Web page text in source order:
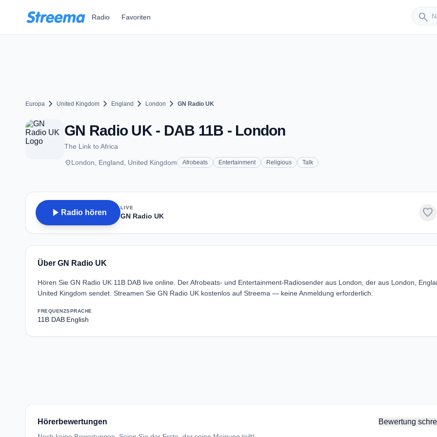
Radio Favoriten search
Sender
Europa chevron_right United Kingdom chevron_right England chevron_right London chevron_right GN Radio UK
GN Radio UK - DAB 11B - London
The Link to Africa
placeLondon, England, United Kingdom Afrobeats Entertainment Religious Talk
play_arrow Radio hören
LIVE
GN Radio UK favorite
Über GN Radio UK
Hören Sie GN Radio UK 11B DAB live online. Der Afrobeats- und Entertainment-Radiosender aus London, der aus London,
United Kingdom sendet. Streamen Sie GN Radio UK kostenlos auf Streema — keine Anmeldung erforderlich.
FREQUENZ
11B DAB
SPRACHE
English
Hörerbewertungen Bewertung